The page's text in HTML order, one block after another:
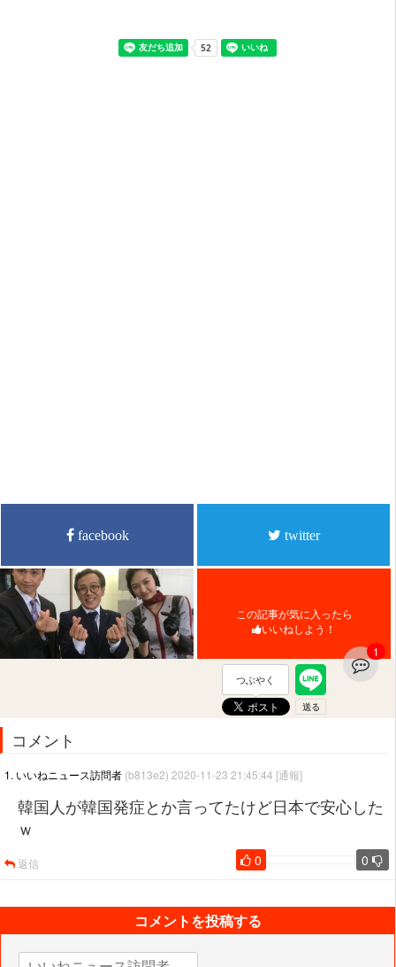
facebook twitter
この記事が気に入ったら
いいねしよう！
つぶやく
コメント
1
1. いいねニュース訪問者 (b813e2) 2020-11-23 21:45:44 [通報]
韓国人が韓国発症とか言ってたけど日本で安心した
ｗ
0 0
返信
コメントを投稿する